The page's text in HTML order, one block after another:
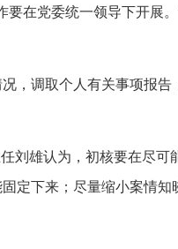
在党委统一领导下开展
，调取个人有关事项报告
刘雄认为，初核要在尽可
定下来；尽量缩小案情知